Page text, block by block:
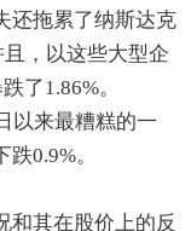
还拖累了纳斯达克
，以这些大型企
了1.86%。
以来最糟糕的一
0.9%。
和其在股价上的反